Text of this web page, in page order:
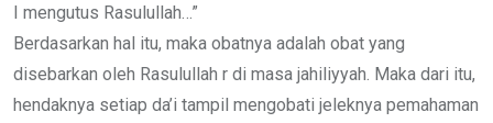
I mengutus Rasulullah…”
Berdasarkan hal itu, maka obatnya adalah obat yang
disebarkan oleh Rasulullah r di masa jahiliyyah. Maka dari itu,
hendaknya setiap da’i tampil mengobati jeleknya pemahaman